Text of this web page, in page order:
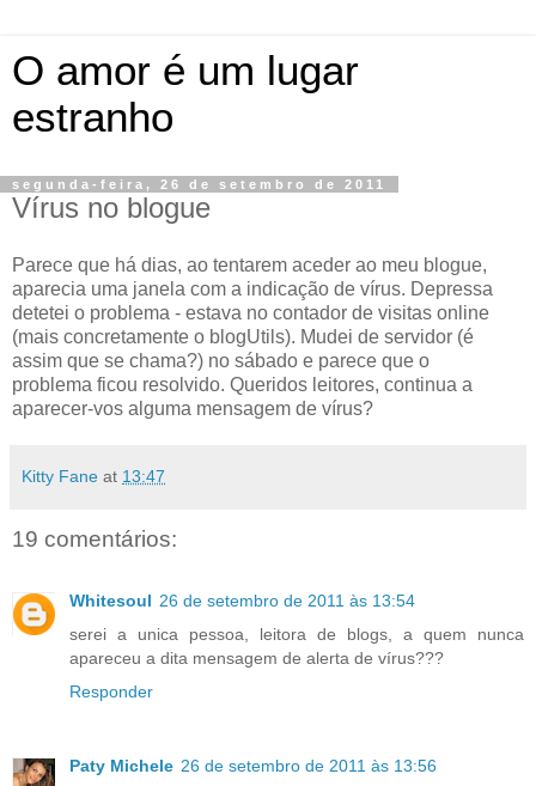
O amor é um lugar
estranho
segunda-feira, 26 de setembro de 2011
Vírus no blogue
Parece que há dias, ao tentarem aceder ao meu blogue,
aparecia uma janela com a indicação de vírus. Depressa
detetei o problema - estava no contador de visitas online
(mais concretamente o blogUtils). Mudei de servidor (é
assim que se chama?) no sábado e parece que o
problema ficou resolvido. Queridos leitores, continua a
aparecer-vos alguma mensagem de vírus?
Kitty Fane at 13:47
19 comentários:
Whitesoul 26 de setembro de 2011 às 13:54
serei a unica pessoa, leitora de blogs, a quem nunca
apareceu a dita mensagem de alerta de vírus???
Responder
Paty Michele 26 de setembro de 2011 às 13:56